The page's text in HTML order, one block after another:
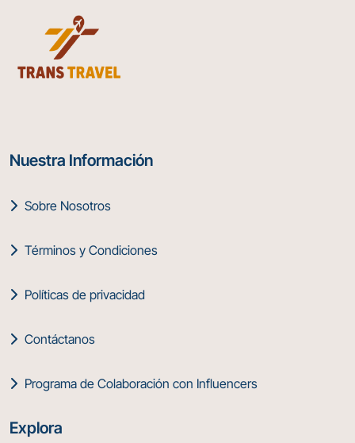
Nuestra Información
Sobre Nosotros
Términos y Condiciones
Políticas de privacidad
Contáctanos
Programa de Colaboración con Influencers
Explora